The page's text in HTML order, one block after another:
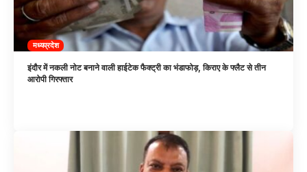
मध्यप्रदेश
इंदौर में नकली नोट बनाने वाली हाईटेक फैक्ट्री का भंडाफोड़, किराए के फ्लैट से तीन
आरोपी गिरफ्तार